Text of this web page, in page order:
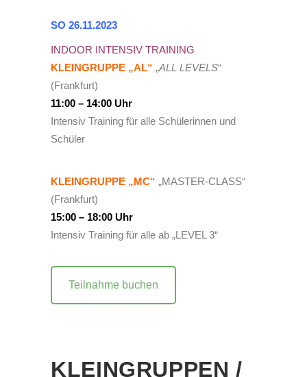
SO 26.11.2023
INDOOR INTENSIV TRAINING
KLEINGRUPPE „AL“ „ALL LEVELS“
(Frankfurt)
11:00 – 14:00 Uhr
Intensiv Training für alle Schülerinnen und
Schüler
KLEINGRUPPE „MC“ „MASTER-CLASS“
(Frankfurt)
15:00 – 18:00 Uhr
Intensiv Training für alle ab „LEVEL 3“
Teilnahme buchen
KLEINGRUPPEN /